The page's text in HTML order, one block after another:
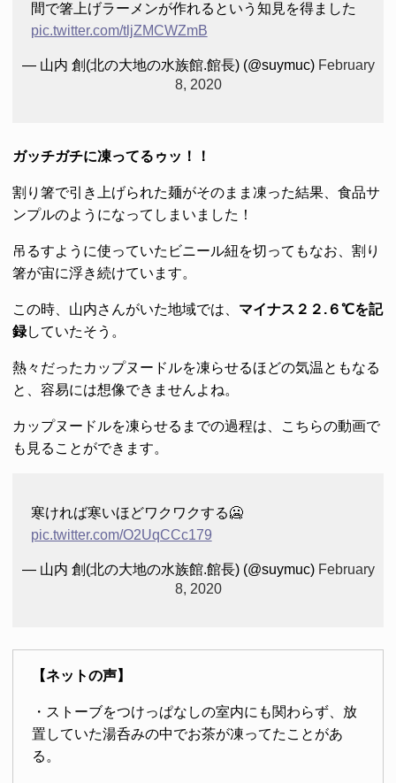
間で箸上げラーメンが作れるという知見を得ました
pic.twitter.com/tljZMCWZmB
— 山内 創(北の大地の水族館.館長) (@suymuc) February
8, 2020
ガッチガチに凍ってるゥッ！！
割り箸で引き上げられた麺がそのまま凍った結果、食品サ
ンプルのようになってしまいました！
吊るすように使っていたビニール紐を切ってもなお、割り
箸が宙に浮き続けています。
この時、山内さんがいた地域では、 マイナス２２.６℃を記
録していたそう。
熱々だったカップヌードルを凍らせるほどの気温ともなる
と、容易には想像できませんよね。
カップヌードルを凍らせるまでの過程は、こちらの動画で
も見ることができます。
寒ければ寒いほどワクワクする🥶
pic.twitter.com/O2UqCCc179
— 山内 創(北の大地の水族館.館長) (@suymuc) February
8, 2020
【ネットの声】
・ストーブをつけっぱなしの室内にも関わらず、放
置していた湯呑みの中でお茶が凍ってたことがあ
る。